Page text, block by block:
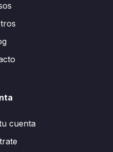
cuenta